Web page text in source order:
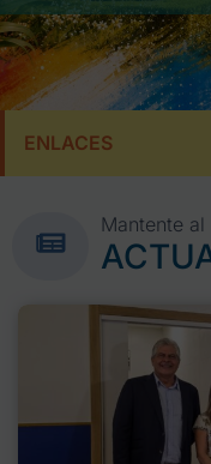
ENLACES
Mantente al